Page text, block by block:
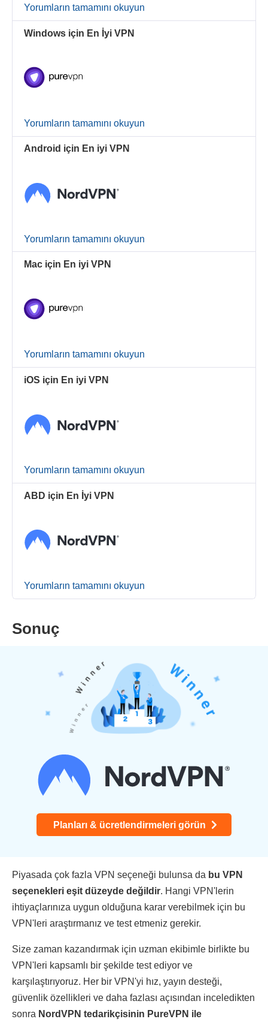
Yorumların tamamını okuyun
Windows için En İyi VPN
Yorumların tamamını okuyun
Android için En iyi VPN
Yorumların tamamını okuyun
Mac için En iyi VPN
Yorumların tamamını okuyun
iOS için En iyi VPN
Yorumların tamamını okuyun
ABD için En İyi VPN
Yorumların tamamını okuyun
Sonuç
Planları & ücretlendirmeleri görün
Piyasada çok fazla VPN seçeneği bulunsa da bu VPN
seçenekleri eşit düzeyde değildir. Hangi VPN'lerin
ihtiyaçlarınıza uygun olduğuna karar verebilmek için bu
VPN'leri araştırmanız ve test etmeniz gerekir.
Size zaman kazandırmak için uzman ekibimle birlikte bu
VPN'leri kapsamlı bir şekilde test ediyor ve
karşılaştırıyoruz. Her bir VPN'yi hız, yayın desteği,
güvenlik özellikleri ve daha fazlası açısından inceledikten
sonra NordVPN tedarikçisinin PureVPN ile